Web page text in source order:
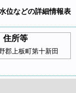
位などの詳細情報表
住所等
郡上板町第十新田